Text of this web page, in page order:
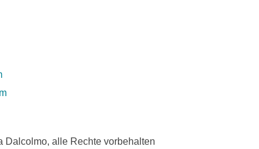
alle Rechte vorbehalten